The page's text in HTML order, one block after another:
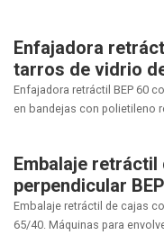
Enfajadora
tarros de vidrio
Enfajadora retráctil BEP 60
en bandejas con polietileno
Embalaje
perpendicular
Embalaje retráctil de cajas
65/40. Máquinas para